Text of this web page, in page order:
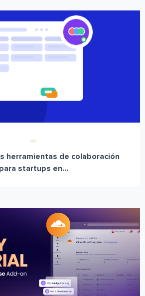
herramientas de colaboración
para startups en...